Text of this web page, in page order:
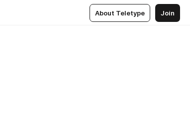
About Teletype Join